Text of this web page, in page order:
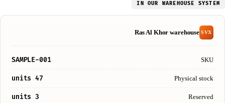
IN OUR WAREHOUSE SYSTEM
SVX
Ras Al Khor warehouse
SKU
SAMPLE-001
Physical stock
47 units
Reserved
3 units